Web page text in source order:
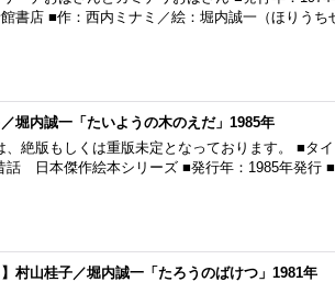
書店 ■作：西内ミナミ／絵：堀内誠一（ほりうち
堀内誠一「たいようの木のえだ」1985年
絶版もしくは重版未定となっております。 ■タ
話 日本傑作絵本シリーズ ■発行年：1985年発行
】村山桂子／堀内誠一「たろうのばけつ」1981年